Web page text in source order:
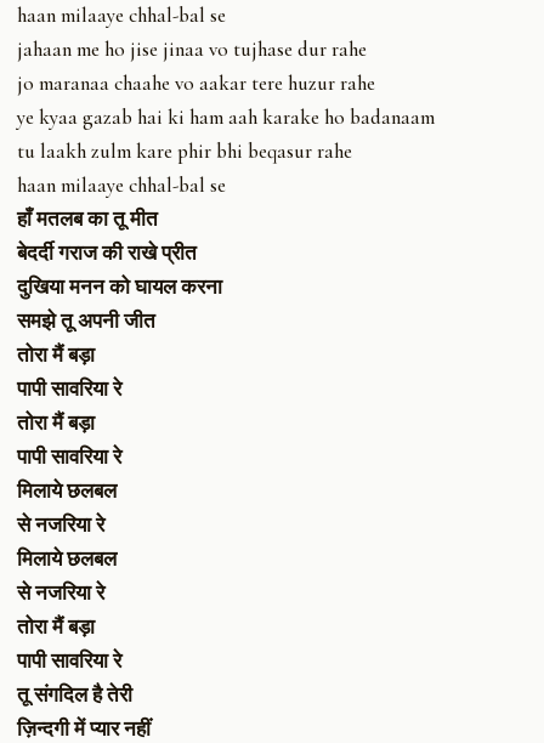
haan milaaye chhal-bal se
jahaan me ho jise jinaa vo tujhase dur rahe
jo maranaa chaahe vo aakar tere huzur rahe
ye kyaa gazab hai ki ham aah karake ho badanaam
tu laakh zulm kare phir bhi beqasur rahe
haan milaaye chhal-bal se
हाँ मतलब का तू मीत
बेदर्दी गराज की राखे प्रीत
दुखिया मनन को घायल करना
समझे तू अपनी जीत
तोरा मैं बड़ा
पापी सावरिया रे
तोरा मैं बड़ा
पापी सावरिया रे
मिलाये छलबल
से नजरिया रे
मिलाये छलबल
से नजरिया रे
तोरा मैं बड़ा
पापी सावरिया रे
तू संगदिल है तेरी
ज़िन्दगी में प्यार नहीं